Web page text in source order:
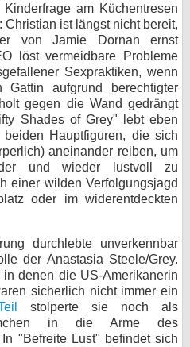
am Küchentresen
Christian ist längst nicht bereit,
von Jamie Dornan ernst
löst vermeidbare Probleme
Sexpraktiken, wenn
aufgrund berechtigter
gegen die Wand gedrängt
Shades of Grey" lebt eben
Hauptfiguren, die sich
aneinander reiben, um
und wieder lustvoll zu
einer wilden Verfolgungsjagd
oder im widerentdeckten
durchlebte unverkennbar
der Anastasia Steele/Grey.
denen die US-Amerikanerin
sicherlich nicht immer ein
stolperte sie noch als
in die Arme des
"Befreite Lust" befindet sich